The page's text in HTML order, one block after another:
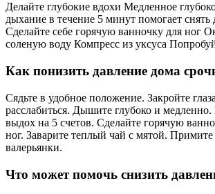
Делайте глубокие вдохи Медленное
дыхание в течение 5 минут помогает снять
Сделайте себе горячую ванночку для ног
соленую воду Компресс из уксуса
Как понизить давление дома
Сядьте в удобное положение. Закройте
расслабиться. Дышите глубоко и
выдох на 5 счетов. Сделайте горячую
ног. Заварите теплый чай с мятой. Примите
валерьянки.
Что может помочь снизить